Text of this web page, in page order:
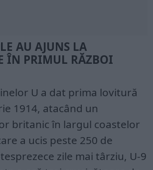
AU AJUNS LA
ÎN PRIMUL RĂZBOI
U a dat prima lovitură
1914, atacând un
britanic în largul coastelor
a ucis peste 250 de
zile mai târziu, U-9